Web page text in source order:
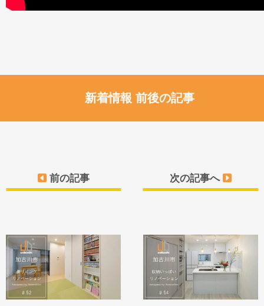
新着情報 前後の記事
前の記事 次の記事へ